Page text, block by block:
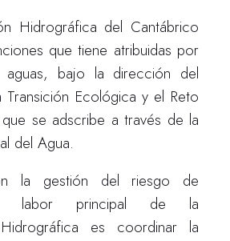
Hidrográfica del Cantábrico
que tiene atribuidas por
aguas, bajo la dirección del
Transición Ecológica y el Reto
se adscribe a través de la
del Agua.
la gestión del riesgo de
labor principal de la
es coordinar la